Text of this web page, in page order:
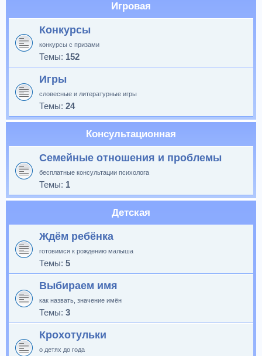
Игровая
Конкурсы
конкурсы с призами
Темы: 152
Игры
словесные и литературные игры
Темы: 24
Консультационная
Семейные отношения и проблемы
бесплатные консультации психолога
Темы: 1
Детская
Ждём ребёнка
готовимся к рождению малыша
Темы: 5
Выбираем имя
как назвать, значение имён
Темы: 3
Крохотульки
о детях до года